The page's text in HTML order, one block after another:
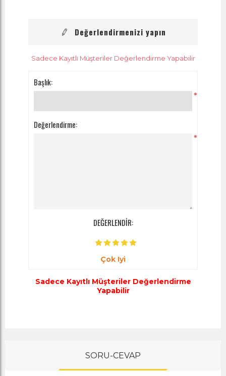
Değerlendirmenizi yapın
Sadece Kayıtlı Müşteriler Değerlendirme Yapabilir
Başlık:
*
Değerlendirme:
*
DEĞERLENDİR:
Çok Iyi
Sadece Kayıtlı Müşteriler Değerlendirme
Yapabilir
SORU-CEVAP